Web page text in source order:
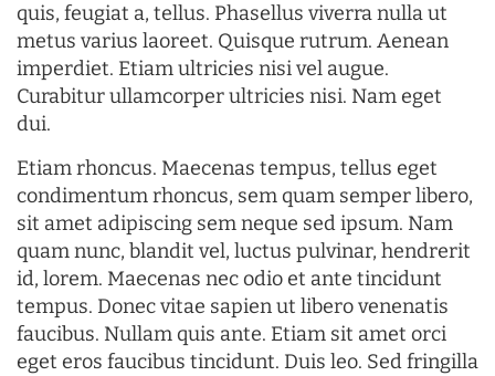
quis, feugiat a, tellus. Phasellus viverra nulla ut
metus varius laoreet. Quisque rutrum. Aenean
imperdiet. Etiam ultricies nisi vel augue.
Curabitur ullamcorper ultricies nisi. Nam eget
dui.
Etiam rhoncus. Maecenas tempus, tellus eget
condimentum rhoncus, sem quam semper libero,
sit amet adipiscing sem neque sed ipsum. Nam
quam nunc, blandit vel, luctus pulvinar, hendrerit
id, lorem. Maecenas nec odio et ante tincidunt
tempus. Donec vitae sapien ut libero venenatis
faucibus. Nullam quis ante. Etiam sit amet orci
eget eros faucibus tincidunt. Duis leo. Sed fringilla